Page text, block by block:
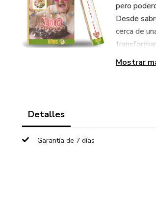
pero
Desde
cerca de
transformar
Mostrar
Detalles
Garantía de 7 días